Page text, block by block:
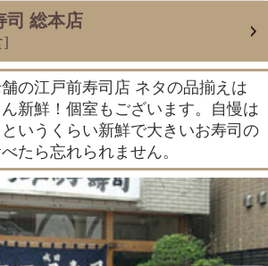
司 総本店
]
の江戸前寿司店 ネタの品揃えは
新鮮！個室もございます。自慢は
というくらい新鮮で大きいお寿司の
たら忘れられません。